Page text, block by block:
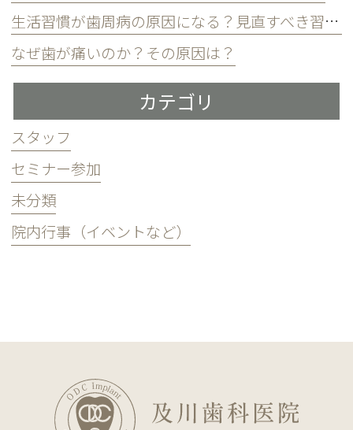
生活習慣が歯周病の原因になる？見直すべき習慣とは？
なぜ歯が痛いのか？その原因は？
カテゴリ
スタッフ
セミナー参加
未分類
院内行事（イベントなど）